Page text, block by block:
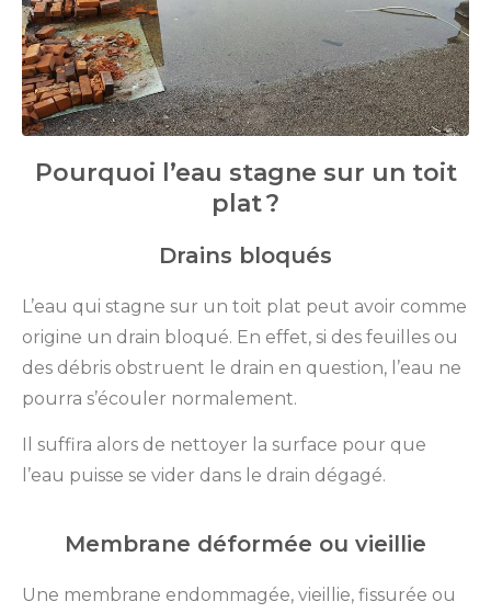
Pourquoi l’eau stagne sur un toit
plat ?
Drains bloqués
L’eau qui stagne sur un toit plat peut avoir comme
origine un drain bloqué. En effet, si des feuilles ou
des débris obstruent le drain en question, l’eau ne
pourra s’écouler normalement.
Il suffira alors de nettoyer la surface pour que
l’eau puisse se vider dans le drain dégagé.
Membrane déformée ou vieillie
Une membrane endommagée, vieillie, fissurée ou